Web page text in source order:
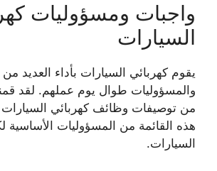
واجبات ومسؤوليات
السيارات
يقوم كهربائي السيارات بأداء العديد من
والمسؤوليات طوال يوم عملهم. لقد
من توصيفات وظائف كهربائي
هذه القائمة من المسؤوليات الأساسية
السيارات.